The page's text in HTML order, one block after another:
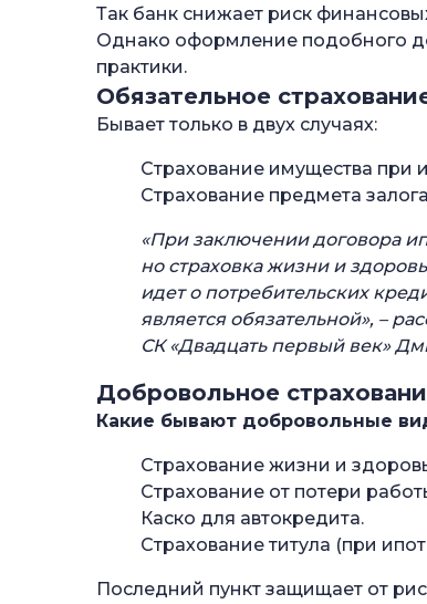
—Порядок действий
Какие документы нужны для
—Образец заявления на возврат
—Возврат страховки
Возврат страховки по кредиту:
Часто задаваемые вопросы
Как забрать деньги за
В каком случае нельзя вернуть
Что покрывает кредитное
Сколько дней дается на
Так банк снижает риск
Однако оформление подобного
практики.
Обязательное
Бывает только в двух случаях:
Страхование имущества при
Страхование предмета
«При заключении договора
но страховка жизни и
идет о потребительских
является обязательной», –
СК «Двадцать первый век»
Добровольное
Какие бывают добровольные
Страхование жизни и
Страхование от потери
Каско для автокредита.
Страхование титула (при
Последний пункт защищает от